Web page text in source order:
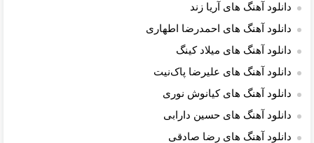
دانلود آهنگ های آریا زند
دانلود آهنگ های احمدرضا اطهاری
دانلود آهنگ های میلاد کینگ
دانلود آهنگ های علیرضا پاک‌نیت
دانلود آهنگ های کیانوش نوری
دانلود آهنگ های حسین دارابی
دانلود آهنگ های رضا صادقی